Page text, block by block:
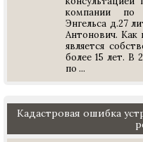
компании по
Энгельса д.27
Антонович. Как
является
более 15 лет. В
по ...
Кадастровая ошибка